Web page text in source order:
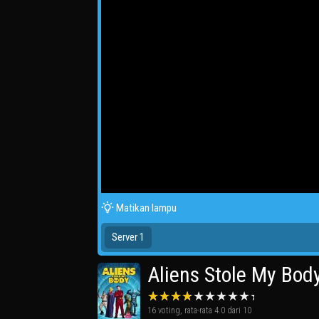
Matikan lampu
Server 1
Aliens Stole My
16 voting, rata-rata 4.0 dari 10